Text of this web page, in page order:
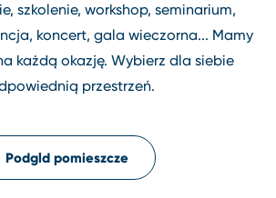
szkolenie, workshop, seminarium,
koncert, gala wieczorna... Mamy
każdą okazję. Wybierz dla siebie
przestrzeń.
Podgld pomieszcze